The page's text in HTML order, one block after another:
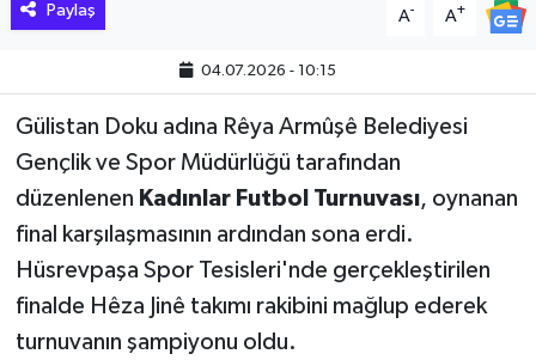
Paylaş A- A+
04.07.2026 - 10:15
Gülistan Doku adına Rêya Armûşê Belediyesi
Gençlik ve Spor Müdürlüğü tarafından
düzenlenen Kadınlar Futbol Turnuvası, oynanan
final karşılaşmasının ardından sona erdi.
Hüsrevpaşa Spor Tesisleri'nde gerçekleştirilen
finalde Hêza Jinê takımı rakibini mağlup ederek
turnuvanın şampiyonu oldu.
MAGAZİN
MAKALE
POLİTİKA
SAĞLIK
SİYASET